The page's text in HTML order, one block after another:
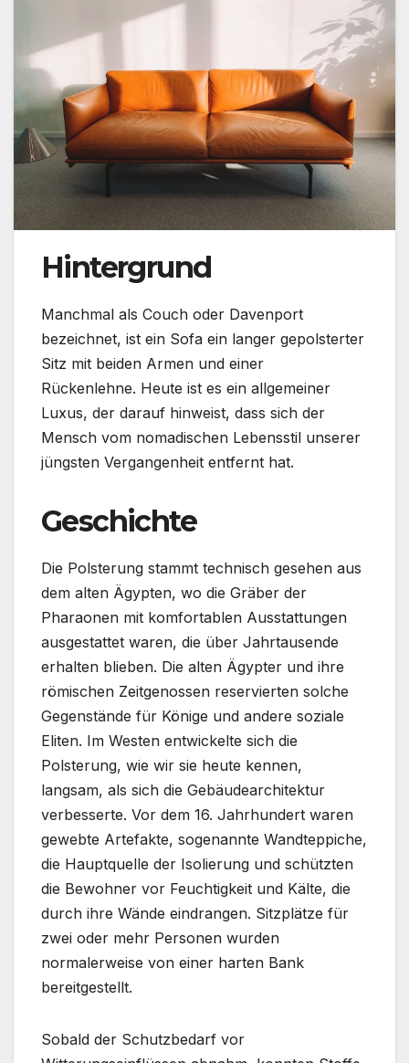
Hintergrund
Manchmal als Couch oder Davenport
bezeichnet, ist ein Sofa ein langer gepolsterter
Sitz mit beiden Armen und einer
Rückenlehne. Heute ist es ein allgemeiner
Luxus, der darauf hinweist, dass sich der
Mensch vom nomadischen Lebensstil unserer
jüngsten Vergangenheit entfernt hat.
Geschichte
Die Polsterung stammt technisch gesehen aus
dem alten Ägypten, wo die Gräber der
Pharaonen mit komfortablen Ausstattungen
ausgestattet waren, die über Jahrtausende
erhalten blieben. Die alten Ägypter und ihre
römischen Zeitgenossen reservierten solche
Gegenstände für Könige und andere soziale
Eliten. Im Westen entwickelte sich die
Polsterung, wie wir sie heute kennen,
langsam, als sich die Gebäudearchitektur
verbesserte. Vor dem 16. Jahrhundert waren
gewebte Artefakte, sogenannte Wandteppiche,
die Hauptquelle der Isolierung und schützten
die Bewohner vor Feuchtigkeit und Kälte, die
durch ihre Wände eindrangen. Sitzplätze für
zwei oder mehr Personen wurden
normalerweise von einer harten Bank
bereitgestellt.
Sobald der Schutzbedarf vor